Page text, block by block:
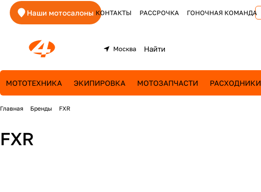
Наши мотосалоны КОНТАКТЫ РАССРОЧКА ГОНОЧНАЯ КОМАНДА
Москва
МОТОТЕХНИКА ЭКИПИРОВКА МОТОЗАПЧАСТИ РАСХОДНИКИ
Главная Бренды FXR
FXR